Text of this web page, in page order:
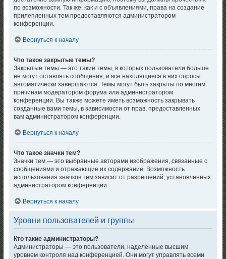
по возможности. Так же, как и с объявлениями, права на создание
прилепленных тем предоставляются администратором
конференции.
Вернуться к началу
Что такое закрытые темы?
Закрытые темы — это такие темы, в которых пользователи больше
не могут оставлять сообщения, и все находящиеся в них опросы
автоматически завершаются. Темы могут быть закрыты по многим
причинам модератором форума или администратором
конференции. Вы также можете иметь возможность закрывать
созданные вами темы, в зависимости от прав, предоставленных
вам администратором конференции.
Вернуться к началу
Что такое значки тем?
Значки тем — это выбранные авторами изображения, связанные с
сообщениями и отражающие их содержание. Возможность
использования значков тем зависит от разрешений, установленных
администратором конференции.
Вернуться к началу
Уровни пользователей и группы
Кто такие администраторы?
Администраторы — это пользователи, наделённые высшим
уровнем контроля над конференцией. Они могут управлять всеми